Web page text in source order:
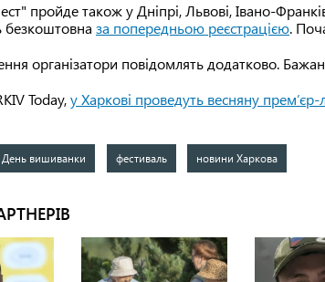
пройде також у Дніпрі, Львові, Івано-
безкоштовна за попередньою реєстрацією.
організатори повідомлять додатково.
Today,у Харкові проведуть весняну прем’єр-
День вишиванки фестиваль новини Харкова